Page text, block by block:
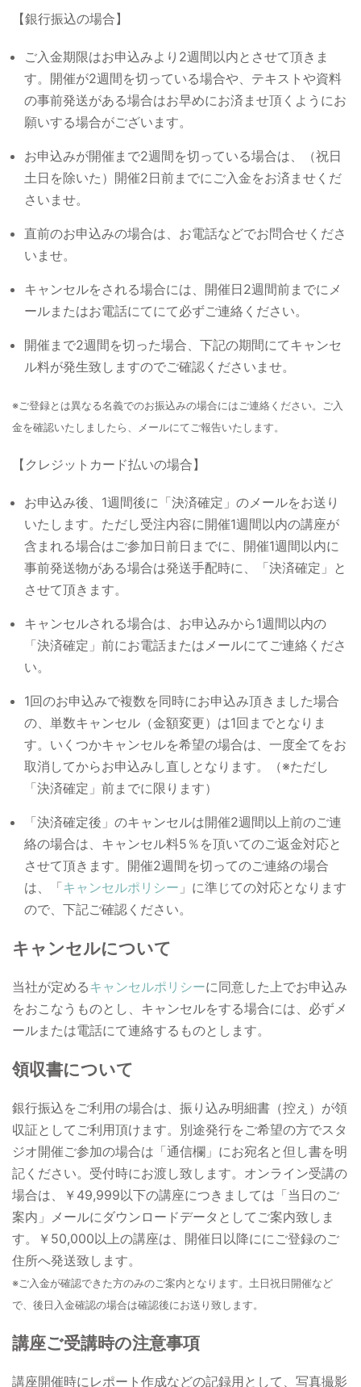
【銀行振込の場合】
ご入金期限はお申込みより2週間以内とさせて頂きま
す。開催が2週間を切っている場合や、テキストや資料
の事前発送がある場合はお早めにお済ませ頂くようにお
願いする場合がございます。
お申込みが開催まで2週間を切っている場合は、（祝日
土日を除いた）開催2日前までにご入金をお済ませくだ
さいませ。
直前のお申込みの場合は、お電話などでお問合せくださ
いませ。
キャンセルをされる場合には、開催日2週間前までにメ
ールまたはお電話にてにて必ずご連絡ください。
開催まで2週間を切った場合、下記の期間にてキャンセ
ル料が発生致しますのでご確認くださいませ。
※ご登録とは異なる名義でのお振込みの場合にはご連絡ください。ご入
金を確認いたしましたら、メールにてご報告いたします。
【クレジットカード払いの場合】
お申込み後、1週間後に「決済確定」のメールをお送り
いたします。ただし受注内容に開催1週間以内の講座が
含まれる場合はご参加日前日までに、開催1週間以内に
事前発送物がある場合は発送手配時に、「決済確定」と
させて頂きます。
キャンセルされる場合は、お申込みから1週間以内の
「決済確定」前にお電話またはメールにてご連絡くださ
い。
1回のお申込みで複数を同時にお申込み頂きました場合
の、単数キャンセル（金額変更）は1回までとなりま
す。いくつかキャンセルを希望の場合は、一度全てをお
取消してからお申込みし直しとなります。（※ただし
「決済確定」前までに限ります）
「決済確定後」のキャンセルは開催2週間以上前のご連
絡の場合は、キャンセル料5％を頂いてのご返金対応と
させて頂きます。開催2週間を切ってのご連絡の場合
は、「キャンセルポリシー 」に準じての対応となります
ので、下記ご確認ください。
キャンセルについて
当社が定めるキャンセルポリシーに同意した上でお申込み
をおこなうものとし、キャンセルをする場合には、必ずメ
ールまたは電話にて連絡するものとします。
領収書について
銀行振込をご利用の場合は、振り込み明細書（控え）が領
収証としてご利用頂けます。別途発行をご希望の方でスタ
ジオ開催ご参加の場合は「通信欄」にお宛名と但し書を明
記ください。受付時にお渡し致します。オンライン受講の
場合は、￥49,999以下の講座につきましては「当日のご
案内」メールにダウンロードデータとしてご案内致しま
す。￥50,000以上の講座は、開催日以降ににご登録のご
住所へ発送致します。
※ご入金が確認できた方のみのご案内となります。土日祝日開催など
で、後日入金確認の場合は確認後にお送り致します。
講座ご受講時の注意事項
講座開催時にレポート作成などの記録用として、写真撮影